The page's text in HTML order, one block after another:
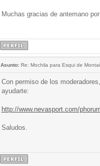
Muchas gracias de antemano
Asunto:Re: Mochila para Esqui de
Con permiso de los
ayudarte:
http://www.nevasport.com/
Saludos.